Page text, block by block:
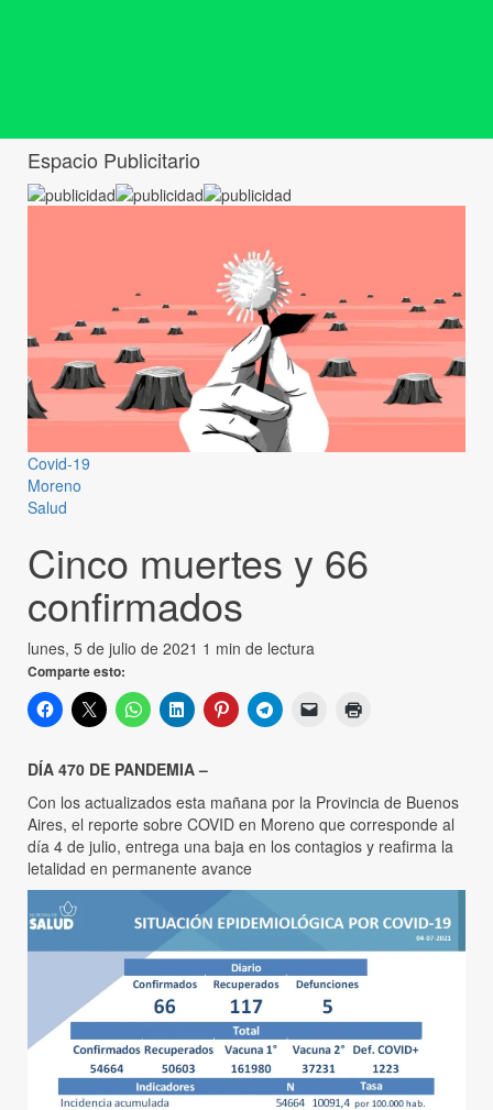
Espacio Publicitario
Covid-19
Moreno
Salud
Cinco muertes y 66
confirmados
lunes, 5 de julio de 2021 1 min de lectura
Comparte esto:
DÍA 470 DE PANDEMIA –
Con los actualizados esta mañana por la Provincia de Buenos
Aires, el reporte sobre COVID en Moreno que corresponde al
día 4 de julio, entrega una baja en los contagios y reafirma la
letalidad en permanente avance